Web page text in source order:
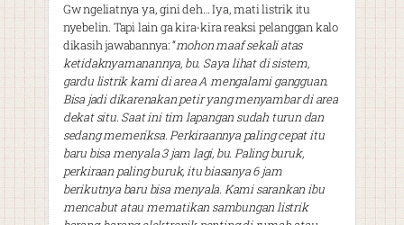
Gw ngeliatnya ya, gini deh… Iya, mati listrik itu
nyebelin. Tapi lain ga kira-kira reaksi pelanggan kalo
dikasih jawabannya: “mohon maaf sekali atas
ketidaknyamanannya, bu. Saya lihat di sistem,
gardu listrik kami di area A mengalami gangguan.
Bisa jadi dikarenakan petir yang menyambar di area
dekat situ. Saat ini tim lapangan sudah turun dan
sedang memeriksa. Perkiraannya paling cepat itu
baru bisa menyala 3 jam lagi, bu. Paling buruk,
perkiraan paling buruk, itu biasanya 6 jam
berikutnya baru bisa menyala. Kami sarankan ibu
mencabut atau mematikan sambungan listrik